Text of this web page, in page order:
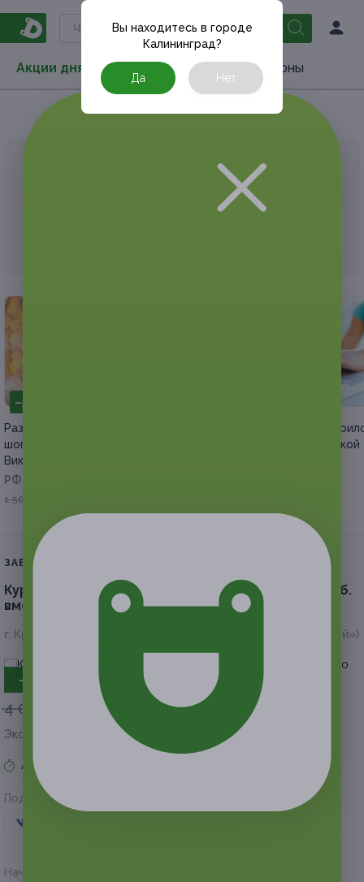
Акции дня Товары Туризм РестоКупоны
Вы находитесь в городе
Калининград?
Да Нет
АКЦИЯ, КОТОРУЮ ВЫ ИСКАЛИ, ЗАВЕРШЕНА.
К сожалению, выгодные акции быстро
–50%
Разбор гардероба и онлайн-
шопинг со стилистом Бобровой
Викторией
РФ
1 500 руб.
Курс по разработке
от Learncours со скидкой
ЗАВЕРШЁННАЯ АКЦИЯ
Курс обучения шугарингу в студии DiKris (1360 руб.
вместо 4000 руб.)
г. Краснодар, ул. Зеленоградская, д. 40 (ЖК «Молодежный»)
- 66%
4 000 руб. 1 360 руб.
Экономия
Акция завершена
Поделиться с друзьями
Начало действия